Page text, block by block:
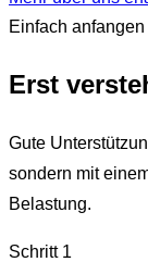
Einfach anfangen
Erst
Gute
sondern mit
Belastung.
Schritt 1